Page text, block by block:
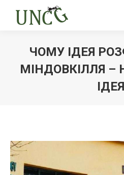
ЧОМУ ІДЕЯ
МІНДОВКІЛЛЯ